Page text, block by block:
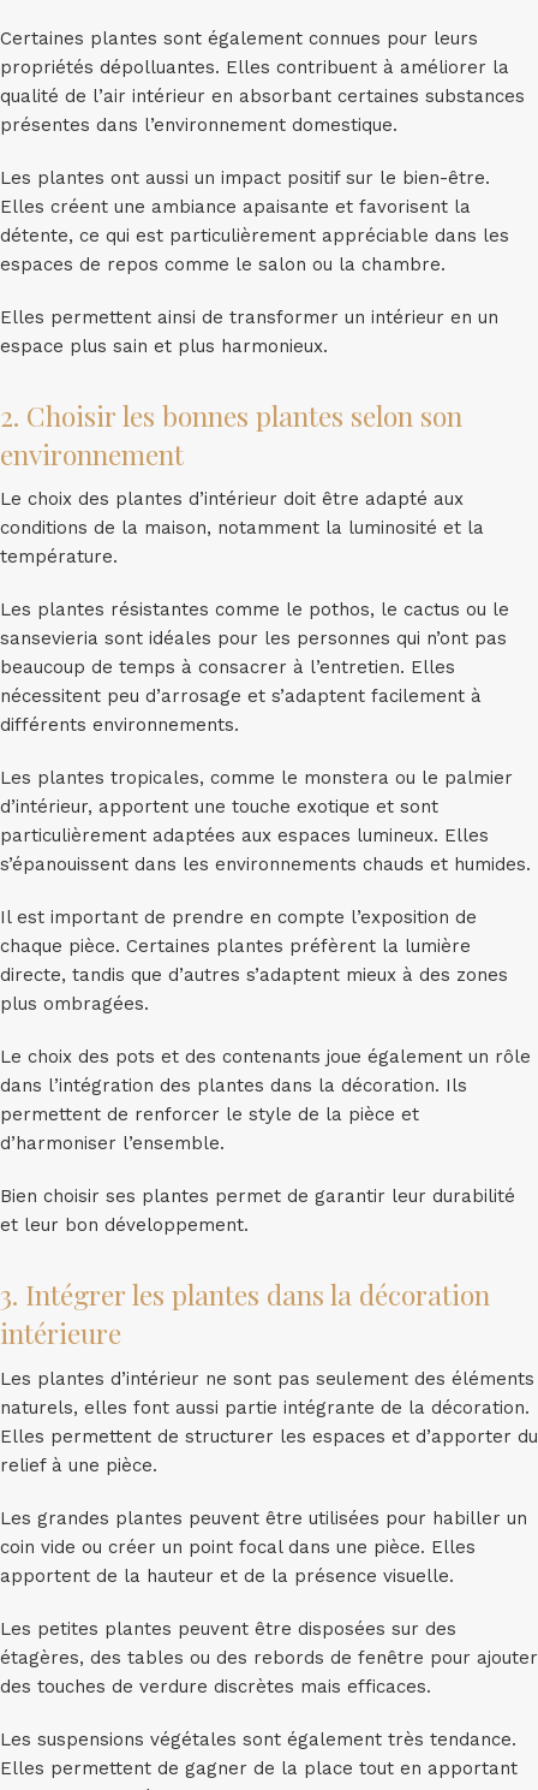
Certaines plantes sont également connues pour leurs
propriétés dépolluantes. Elles contribuent à améliorer la
qualité de l’air intérieur en absorbant certaines substances
présentes dans l’environnement domestique.
Les plantes ont aussi un impact positif sur le bien-être.
Elles créent une ambiance apaisante et favorisent la
détente, ce qui est particulièrement appréciable dans les
espaces de repos comme le salon ou la chambre.
Elles permettent ainsi de transformer un intérieur en un
espace plus sain et plus harmonieux.
2. Choisir les bonnes plantes selon son
environnement
Le choix des plantes d’intérieur doit être adapté aux
conditions de la maison, notamment la luminosité et la
température.
Les plantes résistantes comme le pothos, le cactus ou le
sansevieria sont idéales pour les personnes qui n’ont pas
beaucoup de temps à consacrer à l’entretien. Elles
nécessitent peu d’arrosage et s’adaptent facilement à
différents environnements.
Les plantes tropicales, comme le monstera ou le palmier
d’intérieur, apportent une touche exotique et sont
particulièrement adaptées aux espaces lumineux. Elles
s’épanouissent dans les environnements chauds et humides.
Il est important de prendre en compte l’exposition de
chaque pièce. Certaines plantes préfèrent la lumière
directe, tandis que d’autres s’adaptent mieux à des zones
plus ombragées.
Le choix des pots et des contenants joue également un rôle
dans l’intégration des plantes dans la décoration. Ils
permettent de renforcer le style de la pièce et
d’harmoniser l’ensemble.
Bien choisir ses plantes permet de garantir leur durabilité
et leur bon développement.
3. Intégrer les plantes dans la décoration
intérieure
Les plantes d’intérieur ne sont pas seulement des éléments
naturels, elles font aussi partie intégrante de la décoration.
Elles permettent de structurer les espaces et d’apporter du
relief à une pièce.
Les grandes plantes peuvent être utilisées pour habiller un
coin vide ou créer un point focal dans une pièce. Elles
apportent de la hauteur et de la présence visuelle.
Les petites plantes peuvent être disposées sur des
étagères, des tables ou des rebords de fenêtre pour ajouter
des touches de verdure discrètes mais efficaces.
Les suspensions végétales sont également très tendance.
Elles permettent de gagner de la place tout en apportant